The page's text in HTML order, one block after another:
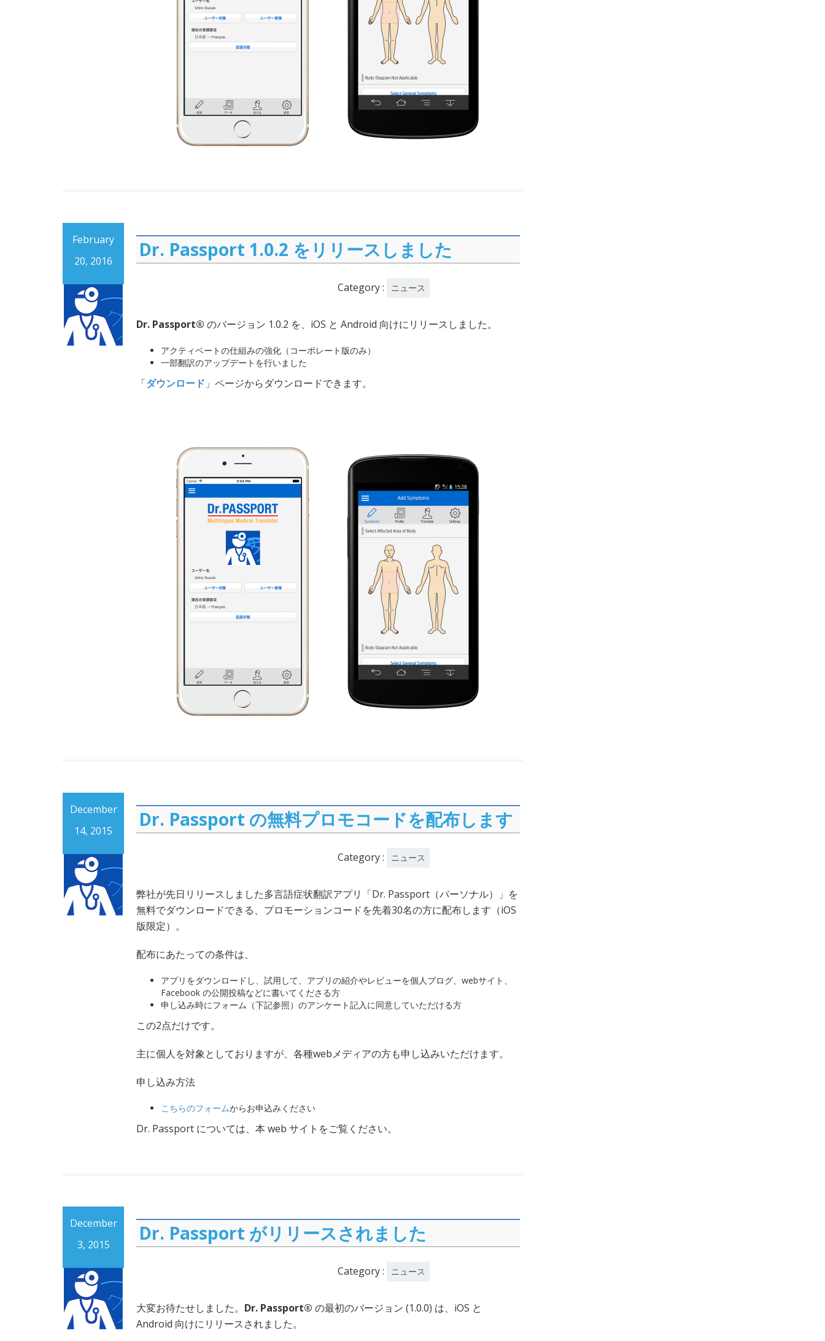
February
20, 2016
Dr. Passport 1.0.2 をリリースしました
Category : ニュース
Dr. Passport® のバージョン 1.0.2 を、iOS と Android 向けにリリースしました。
アクティベートの仕組みの強化（コーポレート版のみ）
一部翻訳のアップデートを行いました
「ダウンロード 」ページからダウンロードできます。
December
14, 2015
Dr. Passport の無料プロモコードを配布します
Category : ニュース
弊社が先日リリースしました多言語症状翻訳アプリ「Dr. Passport（パーソナル）」を
無料でダウンロードできる、プロモーションコードを先着30名の方に配布します（iOS
版限定）。
配布にあたっての条件は、
アプリをダウンロードし、試用して、アプリの紹介やレビューを個人ブログ、webサイト、
Facebook の公開投稿などに書いてくださる方
申し込み時にフォーム（下記参照）のアンケート記入に同意していただける方
この2点だけです。
主に個人を対象としておりますが、各種webメディアの方も申し込みいただけます。
申し込み方法
こちらのフォームからお申込みください
Dr. Passport については、本 web サイトをご覧ください。
December
3, 2015
Dr. Passport がリリースされました
Category : ニュース
大変お待たせしました。 Dr. Passport® の最初のバージョン (1.0.0) は、iOS と
Android 向けにリリースされました。